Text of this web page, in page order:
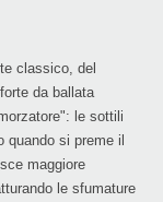
classico, del
da ballata
le sottili
si preme il
maggiore
le sfumature